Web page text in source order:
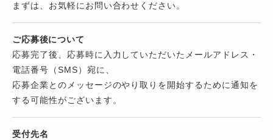
まずは、お気軽にお問い合わせください。
ご応募後について
応募完了後、応募時に入力していただいたメールアドレス・
電話番号（SMS）宛に、
応募企業とのメッセージのやり取りを開始するために通知を
する可能性がございます。
受付先名